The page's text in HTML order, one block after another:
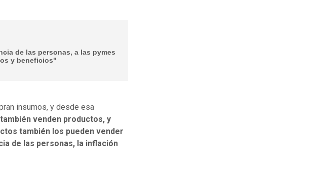
de las personas, a las pymes
y beneficios"
insumos, y desde esa
venden productos, y
también los pueden vender
de las personas, la inflación